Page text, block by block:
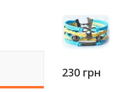
230 грн